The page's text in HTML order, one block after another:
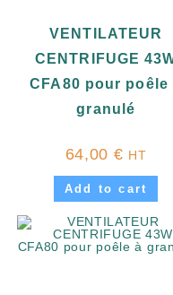
VENTILATEUR
CENTRIFUGE
CFA80 pour poêle
granulé
64,00 € HT
Add to cart